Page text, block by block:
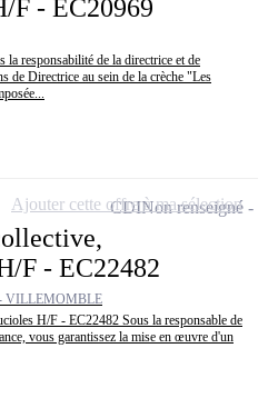
F - EC20969
responsabilité de la directrice et de
de Directrice au sein de la crèche "Les
F - EC22482
VILLEMOMBLE
H/F - EC22482 Sous la responsable de
vous garantissez la mise en œuvre d'un
CDINon renseigné
Ajouter cette offre à ma sélection